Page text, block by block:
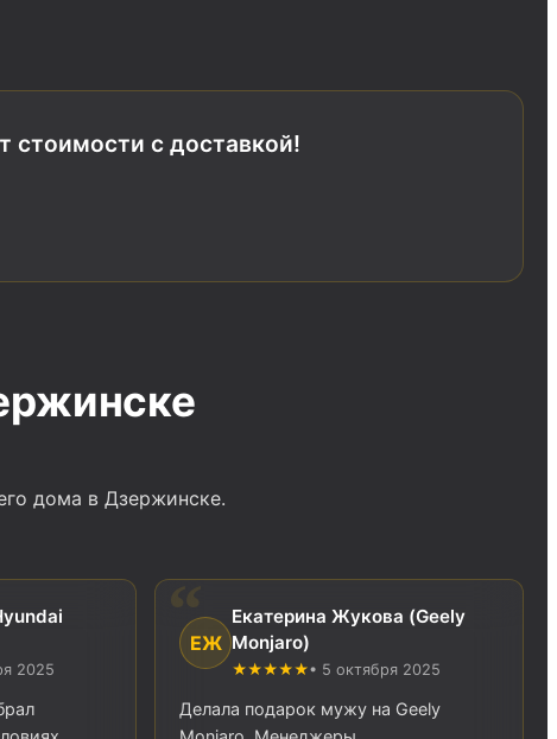
стоимости с доставкой!
дома в Дзержинске.
2025
ЕЖ
Екатерина Жукова (Geely
Monjaro)
★★★★★• 5 октября 2025
Делала подарок мужу на Geely